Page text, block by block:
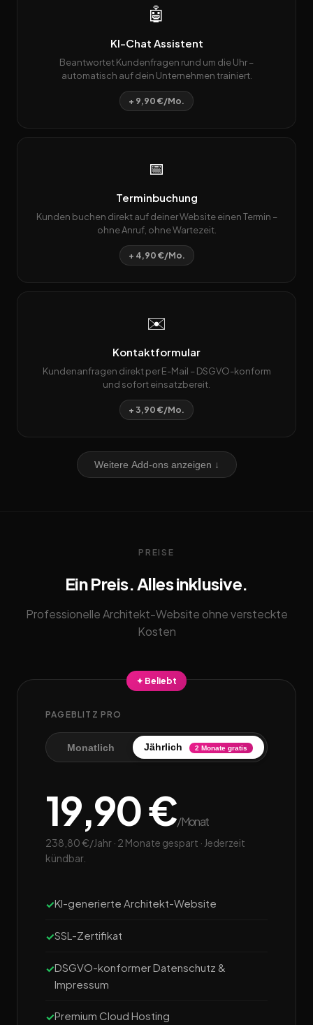
🤖
KI-Chat Assistent
Beantwortet Kundenfragen rund um die Uhr –
automatisch auf dein Unternehmen trainiert.
+ 9,90 €/Mo.
📅
Terminbuchung
Kunden buchen direkt auf deiner Website einen Termin –
ohne Anruf, ohne Wartezeit.
+ 4,90 €/Mo.
✉️
Kontaktformular
Kundenanfragen direkt per E-Mail – DSGVO-konform
und sofort einsatzbereit.
+ 3,90 €/Mo.
Weitere Add-ons anzeigen ↓
PREISE
Ein Preis. Alles inklusive.
Professionelle Architekt-Website ohne versteckte
Kosten
✦ Beliebt
PAGEBLITZ PRO
Monatlich Jährlich 2 Monate gratis
19,90 €/Monat
238,80 €/Jahr · 2 Monate gespart · Jederzeit
kündbar.
KI-generierte Architekt-Website
SSL-Zertifikat
DSGVO-konformer Datenschutz &
Impressum
Premium Cloud Hosting